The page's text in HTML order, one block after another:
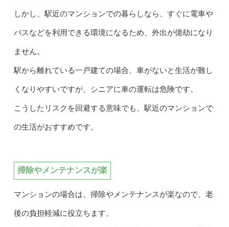
しかし、駅近のマンションでの暮らしなら、すぐに電車や
バスなどを利用できる環境になるため、外出が億劫になり
ません。
駅から離れている一戸建ての場合、車がないと生活が難し
くなりやすいですが、シニアに車の運転は危険です。
こうしたリスクを回避する意味でも、駅近のマンションで
の生活がおすすめです。
掃除やメンテナンスが楽
マンションの場合は、掃除やメンテナンスが楽なので、老
後の負担軽減に役立ちます。